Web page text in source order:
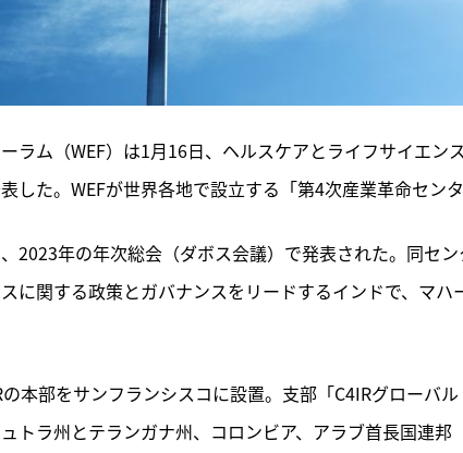
ラム（WEF）は1月16日、ヘルスケアとライフサイエン
した。WEFが世界各地で設立する「第4次産業革命セン
2023年の年次総会（ダボス会議）で発表された。同セ
に関する政策とガバナンスをリードするインドで、マ
本部をサンフランシスコに設置。支部「C4IRグローバ
トラ州とテランガナ州、コロンビア、アラブ首長国連